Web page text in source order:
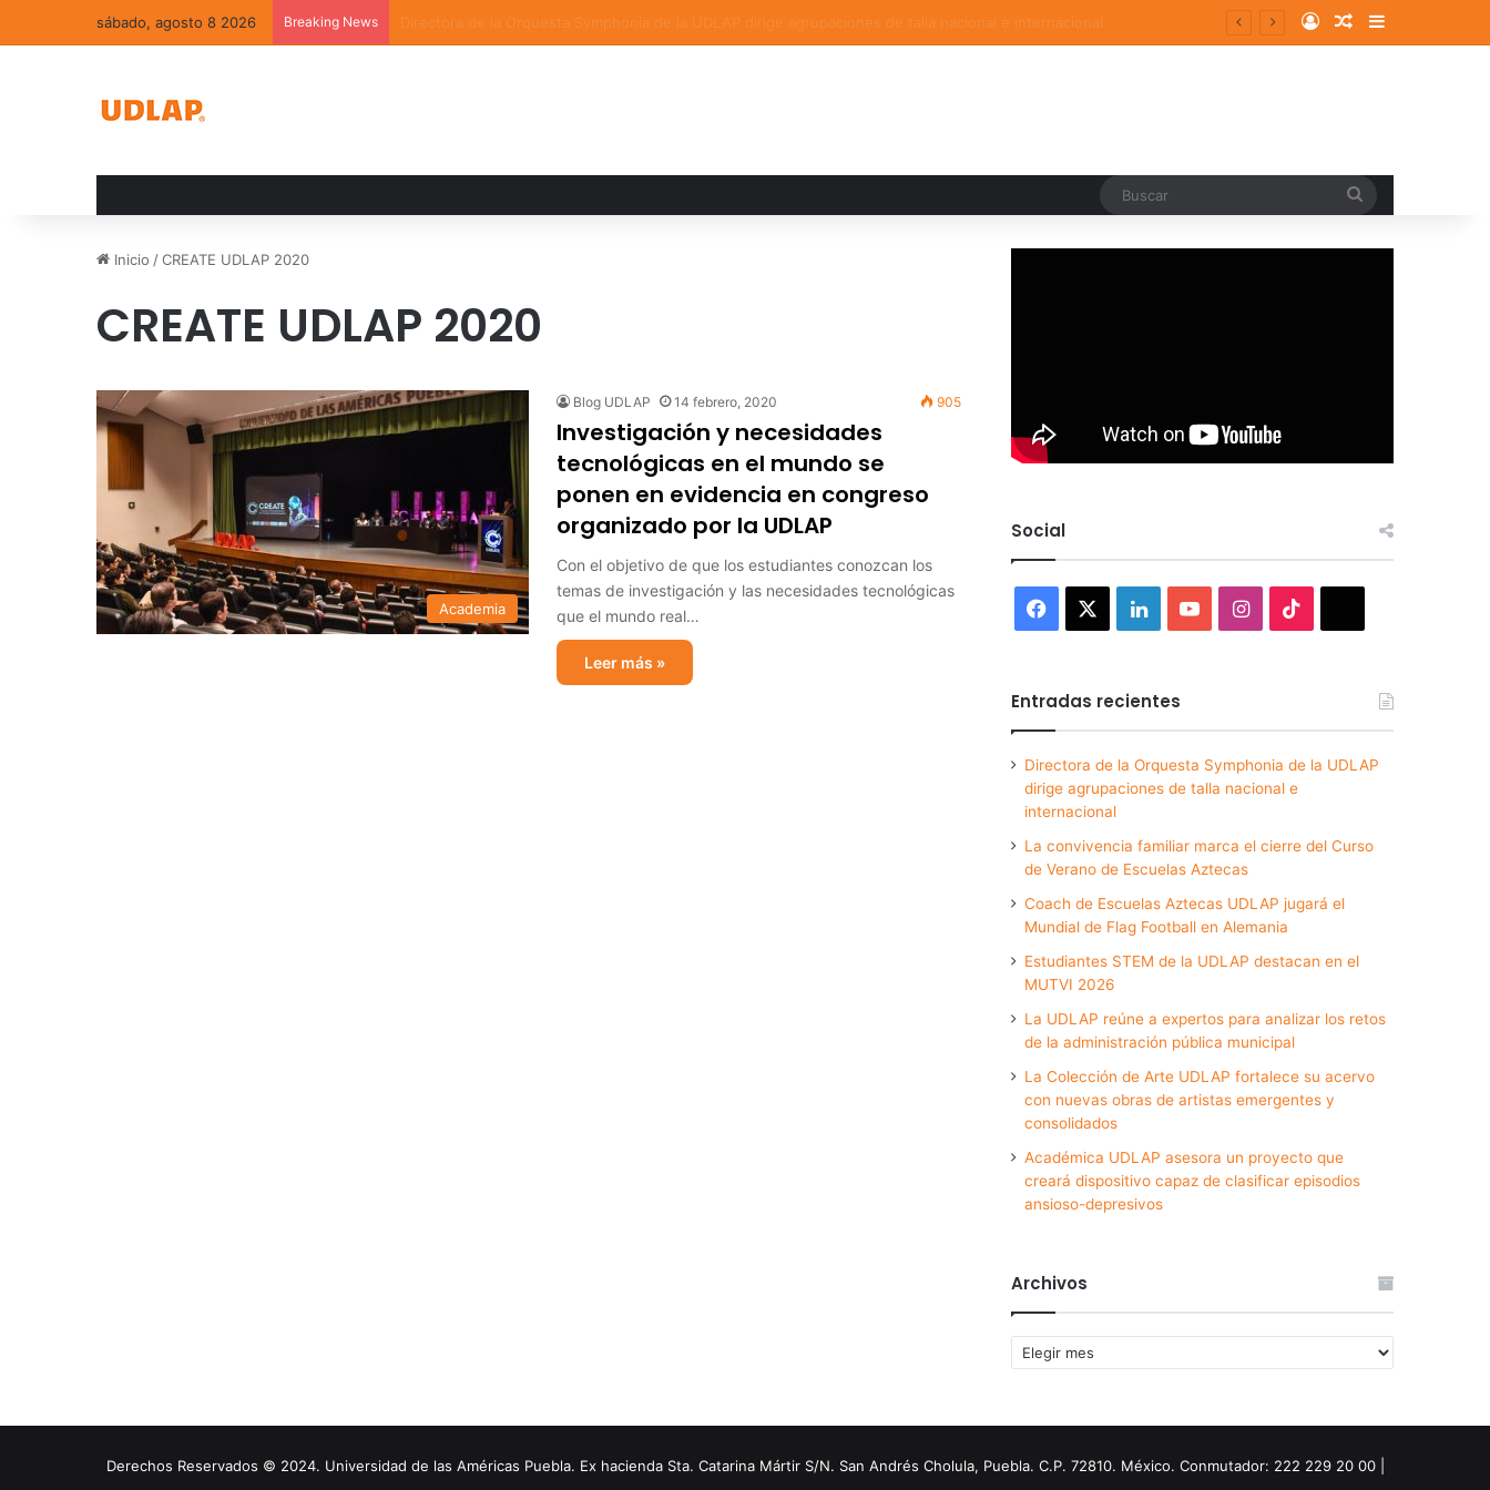
sábado, agosto 8 2026 Breaking News La convivencia familiar marca el cierre del Curso de Verano de Escuelas Aztecas Log InRandom Article
Sidebar
Inicio /CREATE UDLAP 2020
CREATE UDLAP 2020
Academia
Blog UDLAP 14 febrero, 2020 905
Investigación y necesidades
tecnológicas en el mundo se
ponen en evidencia en congreso
organizado por la UDLAP
Con el objetivo de que los estudiantes conozcan los
temas de investigación y las necesidades tecnológicas
que el mundo real…
Leer más »
Social
Facebook LinkedInYouTubeInstagram
Entradas recientes
Directora de la Orquesta Symphonia de la UDLAP
dirige agrupaciones de talla nacional e
internacional
La convivencia familiar marca el cierre del Curso
de Verano de Escuelas Aztecas
Coach de Escuelas Aztecas UDLAP jugará el
Mundial de Flag Football en Alemania
Estudiantes STEM de la UDLAP destacan en el
MUTVI 2026
La UDLAP reúne a expertos para analizar los retos
de la administración pública municipal
La Colección de Arte UDLAP fortalece su acervo
con nuevas obras de artistas emergentes y
consolidados
Académica UDLAP asesora un proyecto que
creará dispositivo capaz de clasificar episodios
ansioso-depresivos
Archivos
Archivos
Derechos Reservados © 2024. Universidad de las Américas Puebla. Ex hacienda Sta. Catarina Mártir S/N. San Andrés Cholula, Puebla. C.P. 72810. México. Conmutador: 222 229 20 00 |